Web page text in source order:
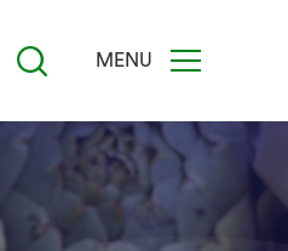
MENU